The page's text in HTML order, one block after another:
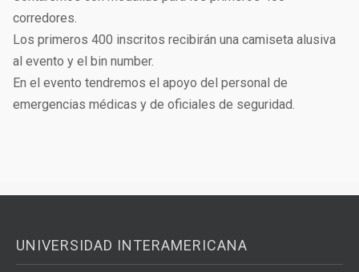
corredores.
Los primeros 400 inscritos recibirán una camiseta alusiva
al evento y el bin number.
En el evento tendremos el apoyo del personal de
emergencias médicas y de oficiales de seguridad.
UNIVERSIDAD INTERAMERICANA